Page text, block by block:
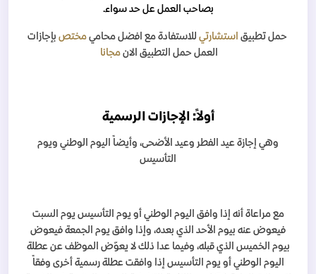
بصاحب العمل عل حد سواء.
حمل تطبيق استشارتي للاستفادة مع افضل محاميمختص بإجازات
العمل حمل التطبيق الان مجانا
أولاً: الإجازات الرسمية
وهي إجازة عيد الفطر وعيد الأضحى، وأيضاً اليوم الوطني ويوم
التأسيس
مع مراعاة أنه إذا وافق اليوم الوطني أو يوم التأسيس يوم السبت
فيعوض عنه بيوم الأحد الذي بعده، وإذا وافق يوم الجمعة فيعوض
بيوم الخميس الذي قبله، وفيما عدا ذلك لا يعوّض الموظف عن عطلة
اليوم الوطني أو يوم التأسيس إذا وافقت عطلة رسمية أخرى وفقاً